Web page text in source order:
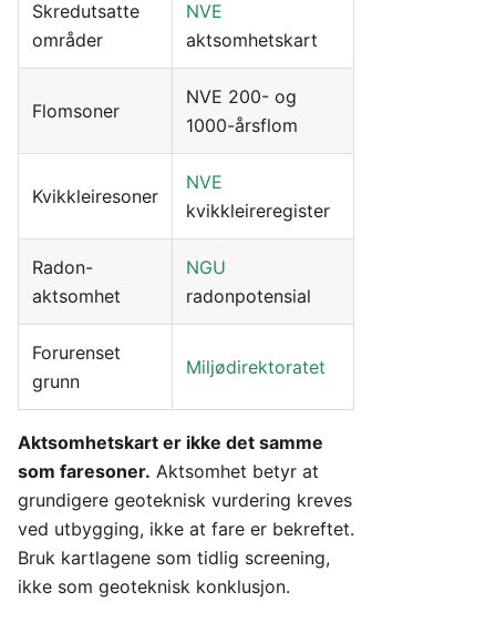
Skredutsatte
områder
NVE
aktsomhetskart
Flomsoner
NVE 200- og
1000-årsflom
Kvikkleiresoner
NVE
kvikkleireregister
Radon-
aktsomhet
NGU
radonpotensial
Forurenset
grunn
Miljødirektoratet
Aktsomhetskart er ikke det samme
som faresoner. Aktsomhet betyr at
grundigere geoteknisk vurdering kreves
ved utbygging, ikke at fare er bekreftet.
Bruk kartlagene som tidlig screening,
ikke som geoteknisk konklusjon.